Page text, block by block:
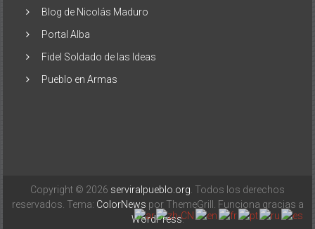
Blog de Nicolás Maduro
Portal Alba
Fidel Soldado de las Ideas
Pueblo en Armas
Copyright © 2026 serviralpueblo.org. Todos los derechos
reservados. Tema: ColorNews por ThemeGrill. Funciona gracias a
WordPress.